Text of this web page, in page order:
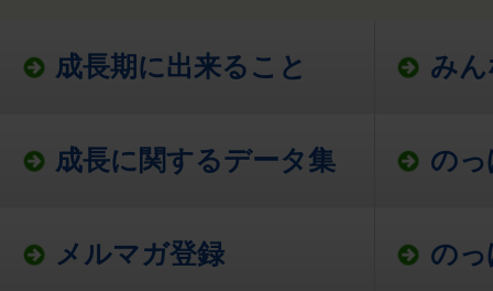
成長期に出来ること み
成長に関するデータ集 の
メルマガ登録 の